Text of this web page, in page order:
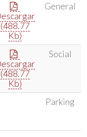
(488.77
Kb)
General
(488.77
Kb)
Social
Parking